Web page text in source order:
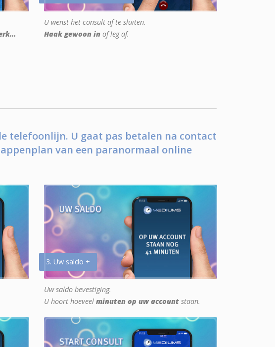
U wenst het consult af te sluiten.
Haak gewoon in of leg af.
telefoonlijn. U gaat pas betalen na contact
van een paranormaal online
3. Uw saldo +
Uw saldo bevestiging.
U hoort hoeveel minuten op uw account staan.